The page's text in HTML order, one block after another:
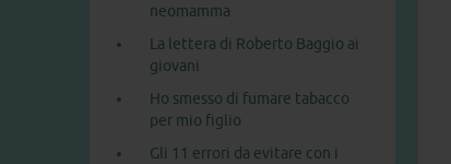
neomamma
La lettera di Roberto Baggio ai
giovani
Ho smesso di fumare tabacco
per mio figlio
Gli 11 errori da evitare con i